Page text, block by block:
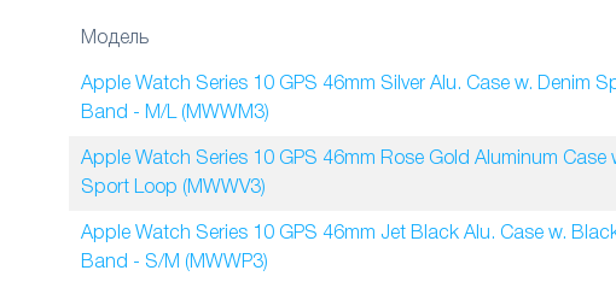
Модель
Apple Watch Series 10 GPS 46mm Silver Alu. Case w. Denim
Band - M/L (MWWM3)
Apple Watch Series 10 GPS 46mm Rose Gold Aluminum Case
Sport Loop (MWWV3)
Apple Watch Series 10 GPS 46mm Jet Black Alu. Case w.
Band - S/M (MWWP3)